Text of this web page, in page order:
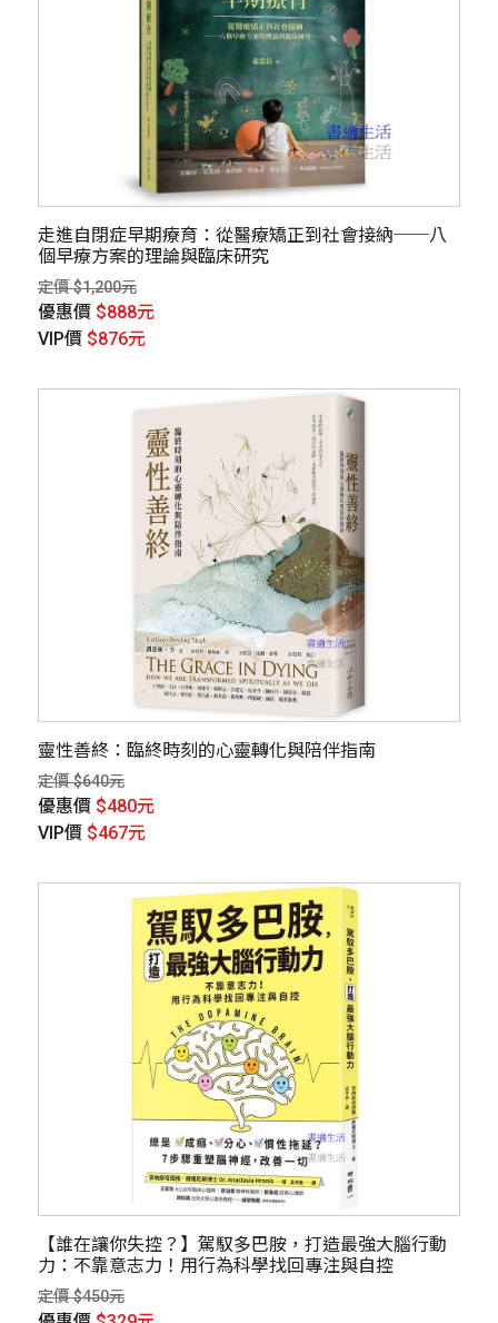
走進自閉症早期療育：從醫療矯正到社會接納──八
個早療方案的理論與臨床研究
定價 $1,200元
優惠價 $888元
VIP價 $876元
靈性善終：臨終時刻的心靈轉化與陪伴指南
定價 $640元
優惠價 $480元
VIP價 $467元
【誰在讓你失控？】駕馭多巴胺，打造最強大腦行動
力：不靠意志力！用行為科學找回專注與自控
定價 $450元